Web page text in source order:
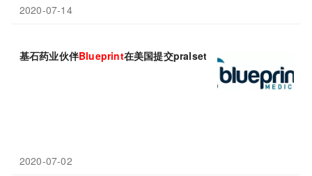
2020-07-14
基石药业伙伴Blueprint在美国提交pralsetinib治疗甲状腺癌上市
2020-07-02